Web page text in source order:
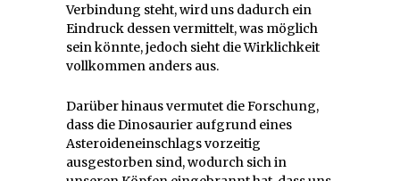
Verbindung steht, wird uns dadurch ein
Eindruck dessen vermittelt, was möglich
sein könnte, jedoch sieht die Wirklichkeit
vollkommen anders aus.
Darüber hinaus vermutet die Forschung,
dass die Dinosaurier aufgrund eines
Asteroideneinschlags vorzeitig
ausgestorben sind, wodurch sich in